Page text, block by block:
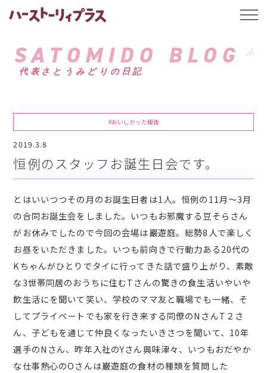
ハーストーリィプ
SATOMIDO BLOG
代表さとうみどりの日記
#おいしかった報告
2019.3.8
恒例のスタッフお誕生日会です。
とはいいつつその月のお誕生日者は1人。恒例の11月～3月
の合同お誕生会をしました。いつもお邪魔する豆そらさん
がお休みでしたので今回の会場は巖遊庭。総勢8人で楽しく
お昼をいただきました。いつも前向きで行動力ある20代の
Kちゃんがひとりでタイに行ってきた話で盛り上がり、素敵
な3世帯同居のおうちに住むTさんの驚きの食生活いやいや
飲生活にを聞いて笑い、学校のママ友と職場でも一緒、そ
してプライベートでも家を行き来する同僚のNさんT２さ
ん、子どもを通じて仲良くなったいきさつを聞いて、10年
選手のNさん、昨年入社のYさん興味津々、いつもおだやか
な仕事熱心のOさんは巌遊庭の食材の種類を質問した
t
l
a